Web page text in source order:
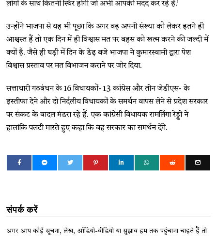
लोगों के साथ कितनी स्थिर होगी जो अभी आपकी मदद कर रहे हैं.’
उन्होंने भाजपा से यह भी पूछा कि अगर वह अपनी संख्या को लेकर इतने ही
आश्चस्त हैं तो एक दिन में ही विश्वास मत पर बहस को खत्म करने की जल्दी में
क्यों है. जैसे ही घड़ी में दिन के डेढ़ बजे भाजपा ने कुमारस्वामी द्वारा पेश
विश्वास प्रस्ताव पर मत विभाजन कराने पर जोर दिया.
सत्ताधारी गठबंधन के 16 विधायकों- 13 कांग्रेस और तीन जेडीएस- के
इस्तीफा देने और दो निर्दलीय विधायकों के समर्थन वापस लेने से प्रदेश सरकार
पर संकट के बादल मंडरा रहे हैं. एक कांग्रेसी विधायक रामलिंगा रेड्डी ने
हालांकि पलटी मारते हुए कहा कि वह सरकार का समर्थन देंगे.
संपर्क करें
अगर आप कोई सूचना, लेख, ऑडियो-वीडियो या सुझाव हम तक पहुंचाना चाहते हैं तो